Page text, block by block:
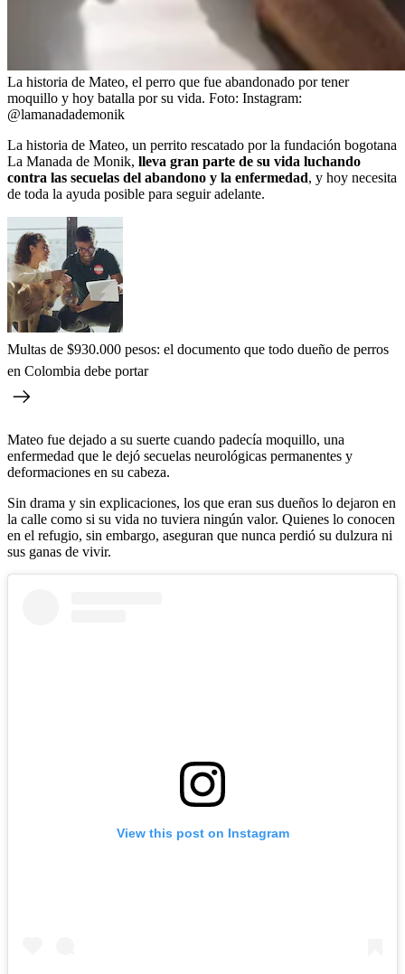
La historia de Mateo, el perro que fue abandonado por tener
moquillo y hoy batalla por su vida. Foto: Instagram:
@lamanadademonik
La historia de Mateo, un perrito rescatado por la fundación bogotana
La Manada de Monik, lleva gran parte de su vida luchando
contra las secuelas del abandono y la enfermedad, y hoy necesita
de toda la ayuda posible para seguir adelante.
Multas de $930.000 pesos: el documento que todo dueño de perros
en Colombia debe portar
Mateo fue dejado a su suerte cuando padecía moquillo, una
enfermedad que le dejó secuelas neurológicas permanentes y
deformaciones en su cabeza.
Sin drama y sin explicaciones, los que eran sus dueños lo dejaron en
la calle como si su vida no tuviera ningún valor. Quienes lo conocen
en el refugio, sin embargo, aseguran que nunca perdió su dulzura ni
sus ganas de vivir.
View this post on Instagram